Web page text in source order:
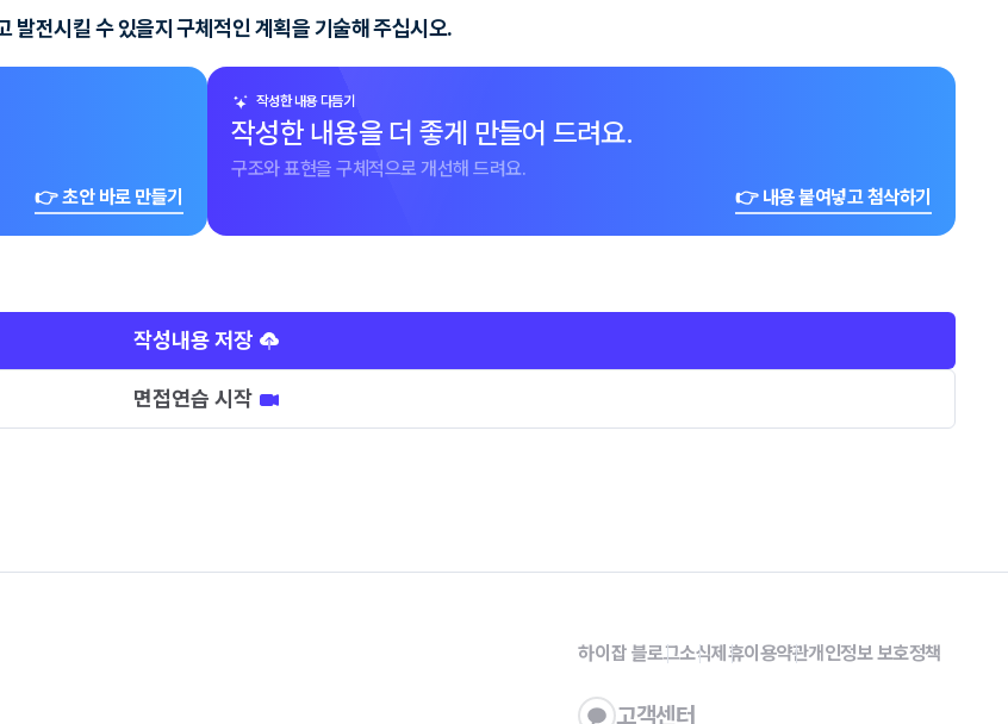
발전시킬 수 있을지 구체적인 계획을 기술해 주십시오.
👉 초안 바로 만들기
작성한 내용 다듬기
작성한 내용을 더 좋게 만들어 드려요.
구조와 표현을 구체적으로 개선해 드려요.
👉 내용 붙여넣고 첨삭하기
작성내용 저장
면접연습 시작
하이잡 블로그소식제휴이용약관개인정보 보호정책
고객센터